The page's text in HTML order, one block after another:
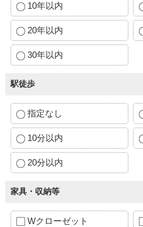
10年以内
20年以内
30年以内
駅徒歩
指定なし
10分以内
20分以内
家具・収納等
Wクローゼット